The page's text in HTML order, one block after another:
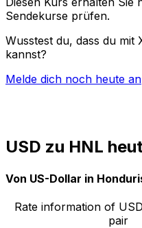
Sendekurse prüfen.
Wusstest du, dass du mit
kannst?
Melde dich noch heute an
USD zu HNL
Von US-Dollar in
Rate information of
pair